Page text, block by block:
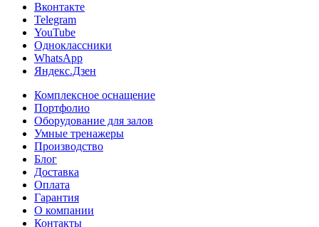
Вконтакте
Telegram
YouTube
Одноклассники
WhatsApp
Яндекс.Дзен
Комплексное оснащение
Портфолио
Оборудование для залов
Умные тренажеры
Производство
Блог
Доставка
Оплата
Гарантия
О компании
Контакты